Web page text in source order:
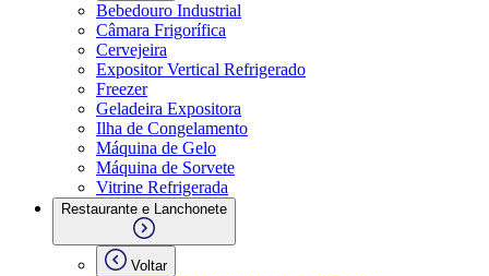
Bebedouro Industrial
Câmara Frigorífica
Cervejeira
Expositor Vertical Refrigerado
Freezer
Geladeira Expositora
Ilha de Congelamento
Máquina de Gelo
Máquina de Sorvete
Vitrine Refrigerada
Restaurante e Lanchonete
Voltar